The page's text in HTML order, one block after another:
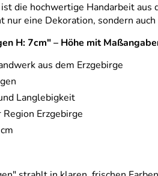
die hochwertige Handarbeit
eine Dekoration, sondern
H: 7cm" – Höhe mit
aus dem Erzgebirge
Langlebigkeit
Erzgebirge